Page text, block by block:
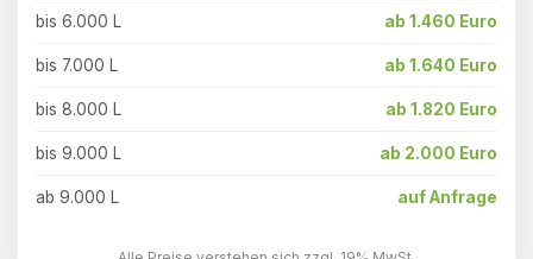
bis 6.000 L ab 1.460 Euro
bis 7.000 L ab 1.640 Euro
bis 8.000 L ab 1.820 Euro
bis 9.000 L ab 2.000 Euro
ab 9.000 L auf Anfrage